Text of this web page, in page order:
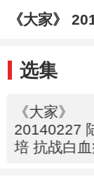
《大家》
选集
《大家》
20140227
培 抗战白